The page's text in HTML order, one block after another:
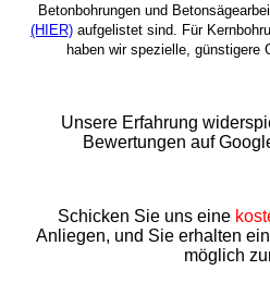
Betonbohrungen und
(HIER) aufgelistet sind. Für
haben wir spezielle, günstigere
Unsere Erfahrung
Bewertungen auf
Schicken Sie uns eine
Anliegen, und Sie erhalten
möglich